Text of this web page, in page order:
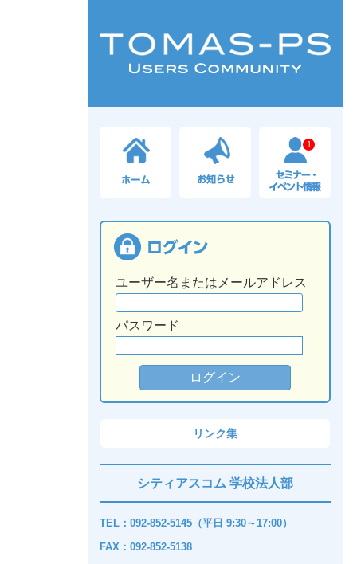
1
ユーザー名またはメールアドレス
パスワード
リンク集
シティアスコム 学校法人部
TEL：092-852-5145（平日 9:30～17:00）
FAX：092-852-5138